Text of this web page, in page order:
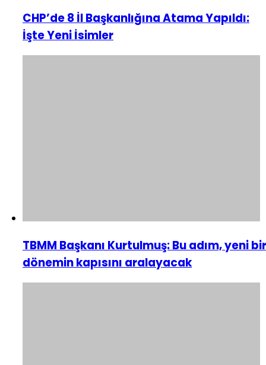
CHP’de 8 İl Başkanlığına Atama Yapıldı:
İşte Yeni İsimler
TBMM Başkanı Kurtulmuş: Bu adım, yeni bir
dönemin kapısını aralayacak